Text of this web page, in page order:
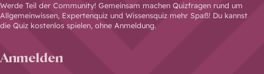
Werde Teil der Community! Gemeinsam machen Quizfragen rund um
Allgemeinwissen, Expertenquiz und Wissensquiz mehr Spaß! Du kannst
die Quiz kostenlos spielen, ohne Anmeldung.
Anmelden